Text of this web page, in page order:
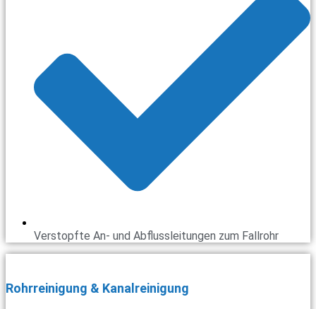
Verstopfte An- und Abflussleitungen zum Fallrohr
Rohrreinigung & Kanalreinigung